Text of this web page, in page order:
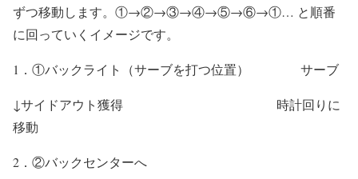
ずつ移動します。①→②→③→④→⑤→⑥→①… と順番
に回っていくイメージです。
1．①バックライト（サーブを打つ位置） サーブ
↓サイドアウト獲得 時計回りに
移動
2．②バックセンターへ